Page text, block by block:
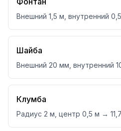
Внешний 1,5 м, внутренний
Шайба
Внешний 20 мм, внутренний
Клумба
Радиус 2 м, центр 0,5 м →